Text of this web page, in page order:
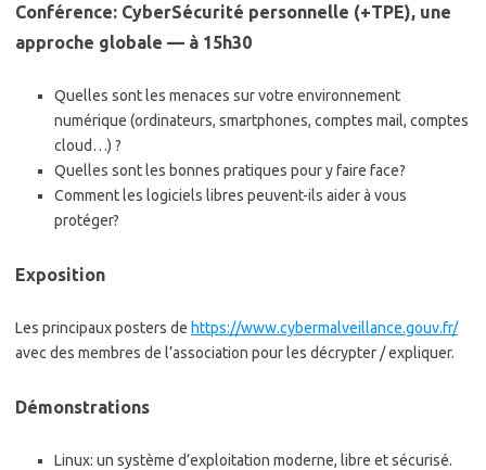
Conférence: CyberSécurité personnelle (+TPE), une
approche globale — à 15h30
Quelles sont les menaces sur votre environnement
numérique (ordinateurs, smartphones, comptes mail, comptes
cloud…) ?
Quelles sont les bonnes pratiques pour y faire face?
Comment les logiciels libres peuvent-ils aider à vous
protéger?
Exposition
Les principaux posters de https://www.cybermalveillance.gouv.fr/
avec des membres de l’association pour les décrypter / expliquer.
Démonstrations
Linux: un système d’exploitation moderne, libre et sécurisé.